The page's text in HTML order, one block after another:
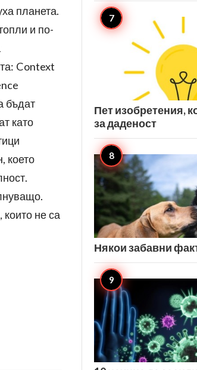
планета.
и по-
Context
бъдат
като
което
не са
Пет изобретения,
за даденост
Някои забавни